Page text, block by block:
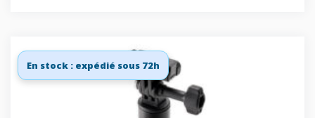
En stock : expédié sous 72h